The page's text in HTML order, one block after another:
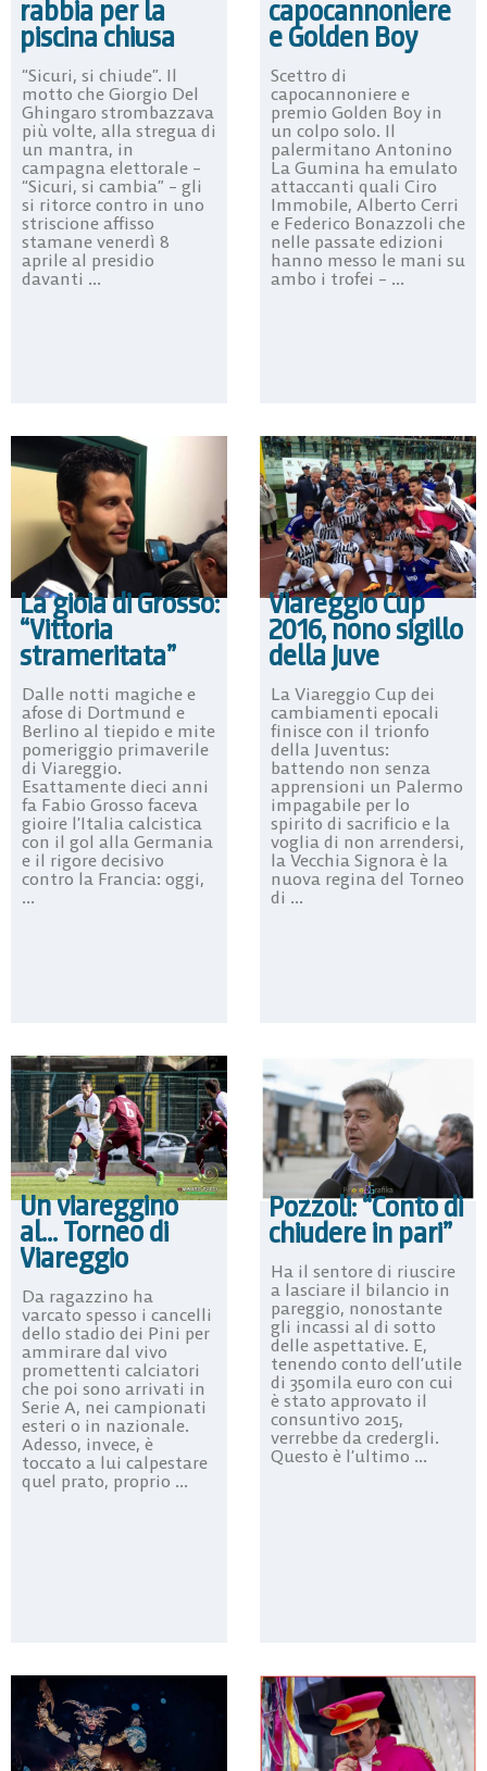
rabbia per la
piscina chiusa
“Sicuri, si chiude”. Il
motto che Giorgio Del
Ghingaro strombazzava
più volte, alla stregua di
un mantra, in
campagna elettorale –
“Sicuri, si cambia” – gli
si ritorce contro in uno
striscione affisso
stamane venerdì 8
aprile al presidio
davanti ...
capocannoniere
e Golden Boy
Scettro di
capocannoniere e
premio Golden Boy in
un colpo solo. Il
palermitano Antonino
La Gumina ha emulato
attaccanti quali Ciro
Immobile, Alberto Cerri
e Federico Bonazzoli che
nelle passate edizioni
hanno messo le mani su
ambo i trofei – ...
La gioia di Grosso:
“Vittoria
strameritata”
Dalle notti magiche e
afose di Dortmund e
Berlino al tiepido e mite
pomeriggio primaverile
di Viareggio.
Esattamente dieci anni
fa Fabio Grosso faceva
gioire l’Italia calcistica
con il gol alla Germania
e il rigore decisivo
contro la Francia: oggi,
...
Viareggio Cup
2016, nono sigillo
della Juve
La Viareggio Cup dei
cambiamenti epocali
finisce con il trionfo
della Juventus:
battendo non senza
apprensioni un Palermo
impagabile per lo
spirito di sacrificio e la
voglia di non arrendersi,
la Vecchia Signora è la
nuova regina del Torneo
di ...
Un viareggino
al… Torneo di
Viareggio
Da ragazzino ha
varcato spesso i cancelli
dello stadio dei Pini per
ammirare dal vivo
promettenti calciatori
che poi sono arrivati in
Serie A, nei campionati
esteri o in nazionale.
Adesso, invece, è
toccato a lui calpestare
quel prato, proprio ...
Pozzoli: “Conto di
chiudere in pari”
Ha il sentore di riuscire
a lasciare il bilancio in
pareggio, nonostante
gli incassi al di sotto
delle aspettative. E,
tenendo conto dell’utile
di 350mila euro con cui
è stato approvato il
consuntivo 2015,
verrebbe da credergli.
Questo è l’ultimo ...